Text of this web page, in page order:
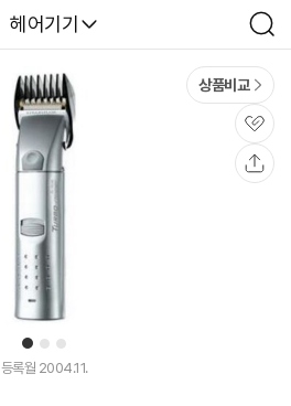
다나와
헤어기기
검
색
1 2 3
상품비교
관
심
등록월 2004.11.